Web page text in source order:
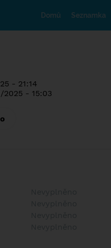
Domů Seznamka
- 21:14
2025 - 15:03